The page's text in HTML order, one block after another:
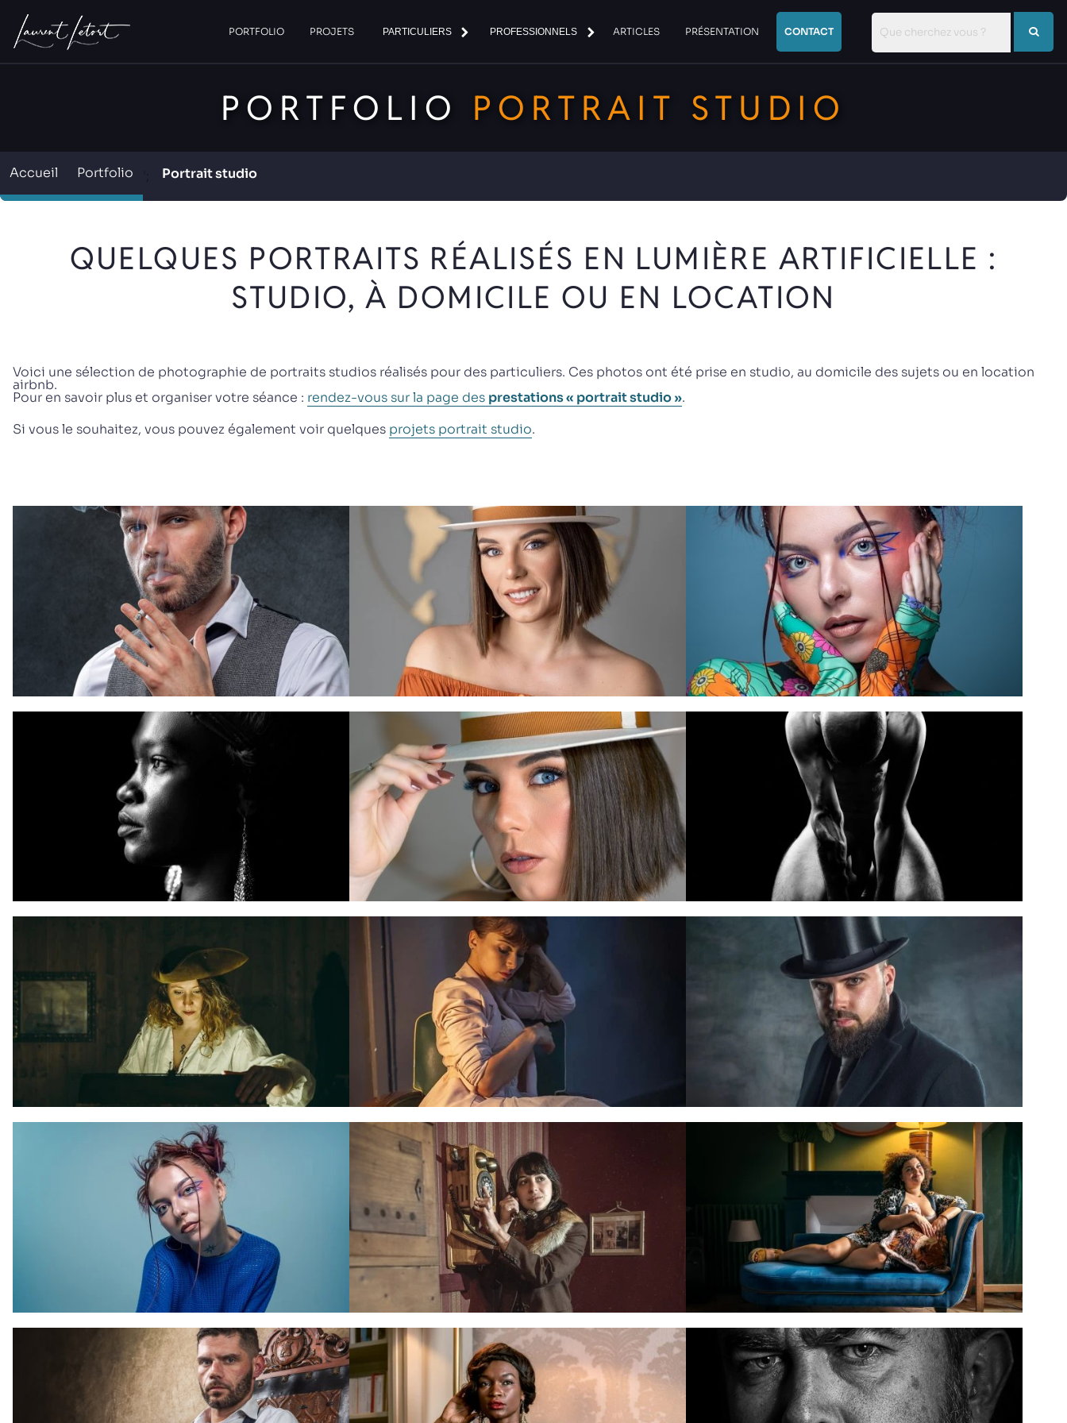
ACCUEIL PORTFOLIO PROJETS PARTICULIERS PROFESSIONNELS ARTICLES PRÉSENTATION CONTACT RECHERCHER :
PORTFOLIO PORTRAIT STUDIO
Accueil Portfolio '; Portrait studio
QUELQUES PORTRAITS RÉALISÉS EN LUMIÈRE ARTIFICIELLE :
STUDIO, À DOMICILE OU EN LOCATION
Voici une sélection de photographie de portraits studios réalisés pour des particuliers. Ces photos ont été prise en studio, au domicile des sujets ou en location
airbnb.
Pour en savoir plus et organiser votre séance : rendez-vous sur la page des prestations « portrait studio ».
Si vous le souhaitez, vous pouvez également voir quelques projets portrait studio.